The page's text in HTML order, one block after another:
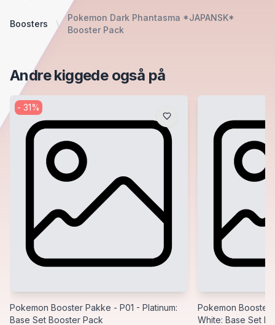
Boosters
Pokemon Dark Phantasma *JAPANSK*
Booster Pack
Andre kiggede også på
- 31%
Pokemon Booster Pakke - P01 - Platinum:
Base Set Booster Pack
Pokemon Booster
White: Base Set